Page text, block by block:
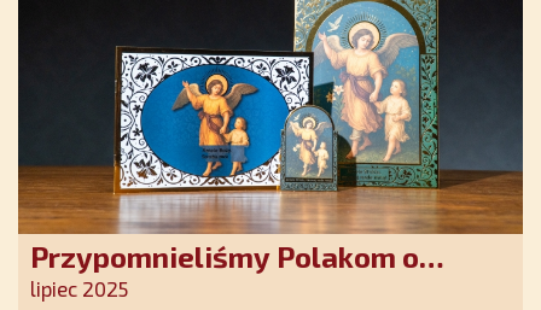
Przypomnieliśmy Polakom o
obecności Anioła Stróża!
lipiec 2025